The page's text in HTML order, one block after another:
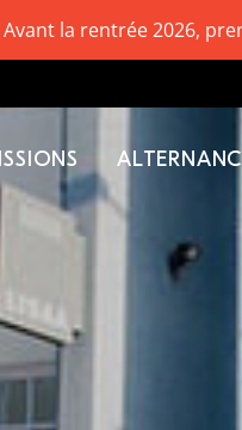
Avant la rentrée 2026,